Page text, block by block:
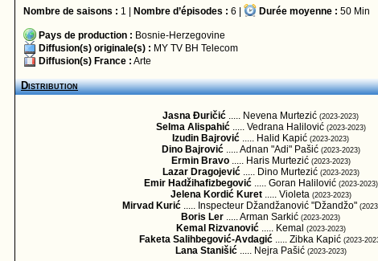
Nombre de saisons : 1 | Nombre d’épisodes : 6 | Durée moyenne : 50 Min
Pays de production : Bosnie-Herzegovine
Diffusion(s) originale(s) : MY TV BH Telecom
Diffusion(s) France : Arte
Distribution
Jasna Đuričić ..... Nevena Murtezić (2023-2023)
Selma Alispahić..... Vedrana Halilović (2023-2023)
Izudin Bajrović ..... Halid Kapić (2023-2023)
Dino Bajrović..... Adnan "Adi" Pašić (2023-2023)
Ermin Bravo..... Haris Murtezić (2023-2023)
Lazar Dragojević..... Dino Murtezić (2023-2023)
Emir Hadžihafizbegović..... Goran Halilović (2023-2023)
Jelena Kordić Kuret..... Violeta (2023-2023)
Mirvad Kurić ..... Inspecteur Džandžanović "Džandžo"
Boris Ler ..... Arman Sarkić (2023-2023)
Kemal Rizvanović..... Kemal (2023-2023)
Faketa Salihbegović-Avdagić..... Zibka Kapić (2023-
Lana Stanišić..... Nejra Pašić (2023-2023)